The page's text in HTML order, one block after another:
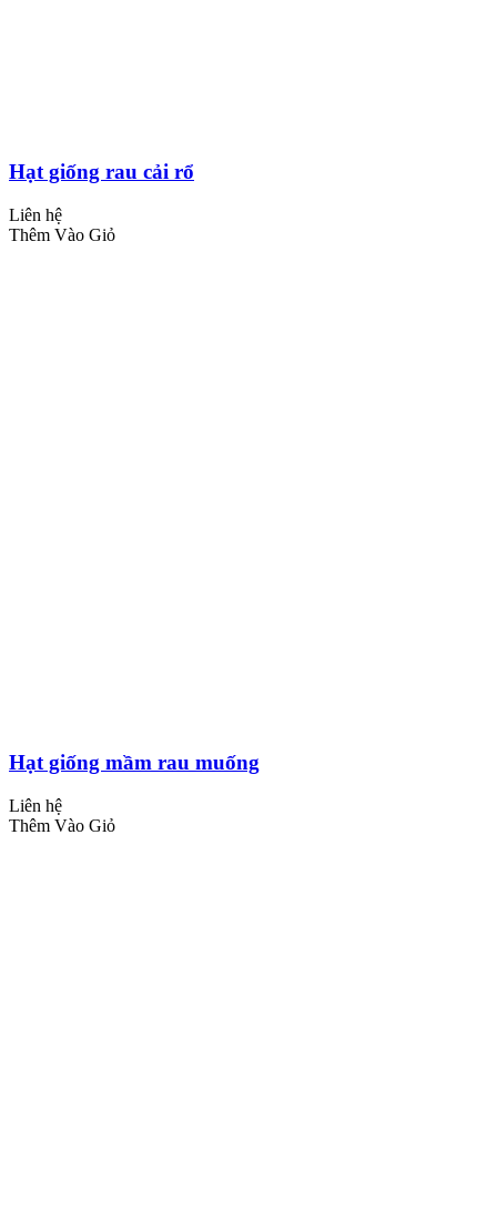
Hạt giống rau cải rổ
Liên hệ
Thêm Vào Giỏ
Hạt giống mầm rau muống
Liên hệ
Thêm Vào Giỏ